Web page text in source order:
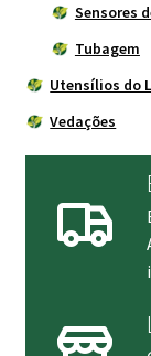
Sensores
Tubagem
Utensílios do
Vedações